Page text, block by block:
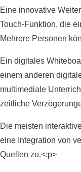
Eine innovative
Touch-Funktion, die
Mehrere Personen
Ein digitales
einem anderen
multimediale
zeitliche
Die meisten
eine Integration von
Quellen zu.<:p>